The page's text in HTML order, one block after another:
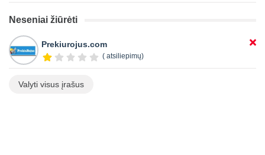
Neseniai žiūrėti
Prekiurojus.com
( atsiliepimų)
Valyti visus įrašus